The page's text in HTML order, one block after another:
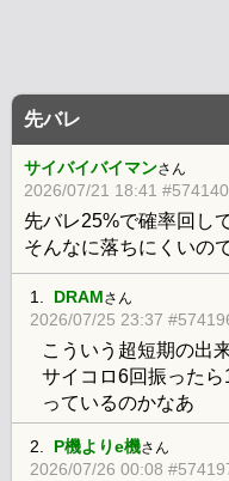
先バレ
サイバイバイマンさん
2026/07/21 18:41
先バレ25%で確率回し
そんなに落ちにくいの
1. DRAMさん
2026/07/25 23:37
こういう超短期の出
サイコロ6回振った
っているのかなあ
2. P機よりe機さん
2026/07/26 00:08